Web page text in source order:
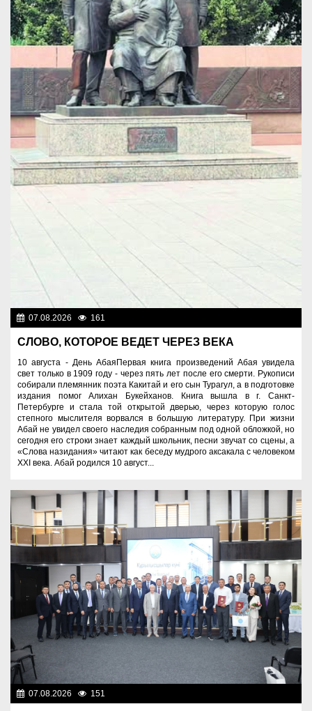
07.08.2026 161
СЛОВО, КОТОРОЕ ВЕДЕТ ЧЕРЕЗ ВЕКА
10 августа - День АбаяПервая книга произведений Абая увидела
свет только в 1909 году - через пять лет после его смерти. Рукописи
собирали племянник поэта Какитай и его сын Турагул, а в подготовке
издания помог Алихан Букейханов. Книга вышла в г. Санкт-
Петербурге и стала той открытой дверью, через которую голос
степного мыслителя ворвался в большую литературу. При жизни
Абай не увидел своего наследия собранным под одной обложкой, но
сегодня его строки знает каждый школьник, песни звучат со сцены, а
«Слова назидания» читают как беседу мудрого аксакала с человеком
XXI века. Абай родился 10 август...
07.08.2026 151